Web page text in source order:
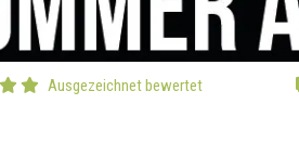
Ausgezeichnet bewertet